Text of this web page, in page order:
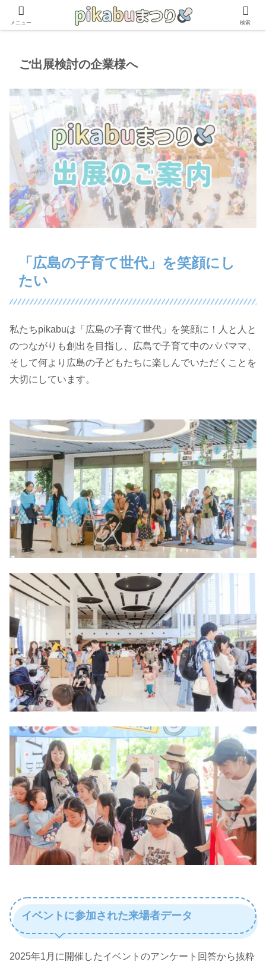
回イベントも楽しみにお待ちください！
ご出展検討の企業様へ
「広島の子育て世代」を笑顔にし
たい
私たちpikabuは「広島の子育て世代」を笑顔に！人と人と
のつながりも創出を目指し、広島で子育て中のパパママ、
そして何より広島の子どもたちに楽しんでいただくことを
大切にしています。
イベントに参加された来場者データ
2025年1月に開催したイベントのアンケート回答から抜粋
メニュー 検索